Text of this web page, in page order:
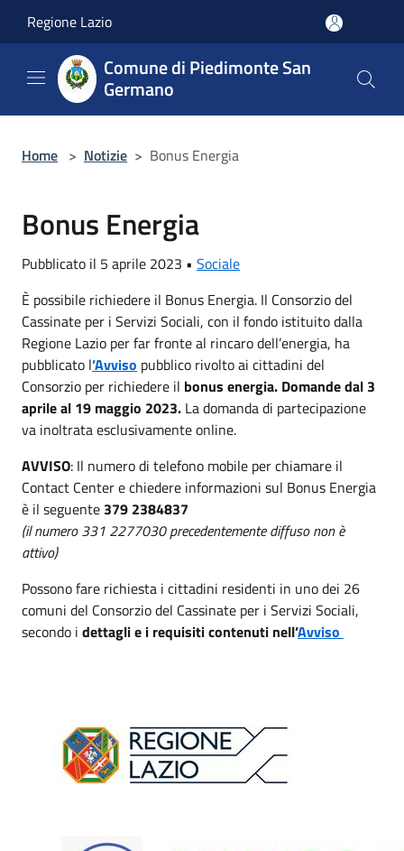
Regione Lazio
Comune di Piedimonte San
Germano
Home > Notizie > Bonus Energia
Bonus Energia
Pubblicato il 5 aprile 2023 • Sociale
È possibile richiedere il Bonus Energia. Il Consorzio del
Cassinate per i Servizi Sociali, con il fondo istituito dalla
Regione Lazio per far fronte al rincaro dell’energia, ha
pubblicato l’Avviso pubblico rivolto ai cittadini del
Consorzio per richiedere il bonus energia. Domande dal 3
aprile al 19 maggio 2023. La domanda di partecipazione
va inoltrata esclusivamente online.
AVVISO: Il numero di telefono mobile per chiamare il
Contact Center e chiedere informazioni sul Bonus Energia
è il seguente 379 2384837
(il numero 331 2277030 precedentemente diffuso non è
attivo)
Possono fare richiesta i cittadini residenti in uno dei 26
comuni del Consorzio del Cassinate per i Servizi Sociali,
secondo i dettagli e i requisiti contenuti nell’Avviso